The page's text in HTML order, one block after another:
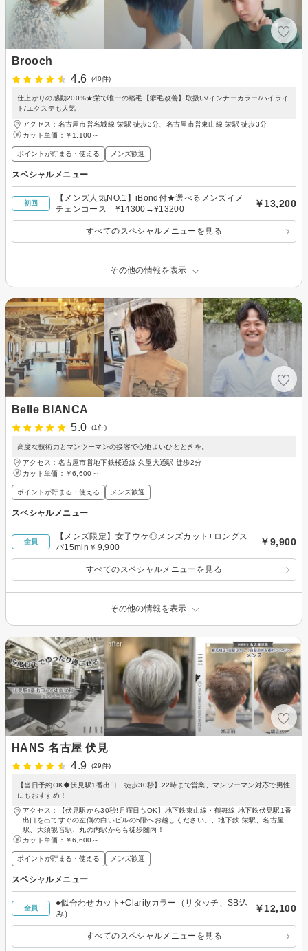
Brooch
4.6
(40件)
仕上がりの感動200%★栄で唯一の縮毛【癖毛改善】取扱い/インナーカラー/ハイライ
ト/エクステも人気
アクセス：名古屋市営名城線 栄駅 徒歩3分、名古屋市営東山線 栄駅 徒歩3分
カット単価： ￥1,100～
ポイントが貯まる・使える メンズ歓迎
スペシャルメニュー
初回
【メンズ人気NO.1】iBond付★選べるメンズイメ
チェンコース ¥14300→¥13200
￥13,200
すべてのスペシャルメニューを見る
その他の情報を表示
Belle BIANCA
5.0
(1件)
高度な技術力とマンツーマンの接客で心地よいひとときを。
アクセス：名古屋市営地下鉄桜通線 久屋大通駅 徒歩2分
カット単価： ￥6,600～
ポイントが貯まる・使える メンズ歓迎
スペシャルメニュー
全員
【メンズ限定】女子ウケ◎メンズカット+ロングス
パ15min￥9,900
￥9,900
すべてのスペシャルメニューを見る
その他の情報を表示
HANS 名古屋 伏見
4.9
(29件)
【当日予約OK◆伏見駅1番出口 徒歩30秒】22時まで営業、マンツーマン対応で男性
にもおすすめ！
アクセス：【伏見駅から30秒!月曜日もOK】地下鉄東山線・鶴舞線 地下鉄伏見駅1番
出口を出てすぐの左側の白いビルの5階へお越しください。、地下鉄 栄駅、名古屋
駅、大須観音駅、丸の内駅からも徒歩圏内！
カット単価： ￥6,600～
ポイントが貯まる・使える メンズ歓迎
スペシャルメニュー
全員
●似合わせカット+Clarityカラー（リタッチ、SB込
み）
￥12,100
すべてのスペシャルメニューを見る